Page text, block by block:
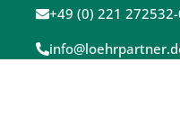
+49 (0) 221